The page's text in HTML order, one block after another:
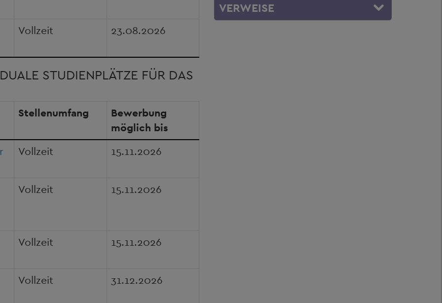
Vollzeit 23.08.2026
STUDIENPLÄTZE FÜR DAS
Stellenumfang
Bewerbung
möglich bis
Vollzeit 15.11.2026
Vollzeit 15.11.2026
Vollzeit 15.11.2026
Vollzeit 31.12.2026
VERWEISE